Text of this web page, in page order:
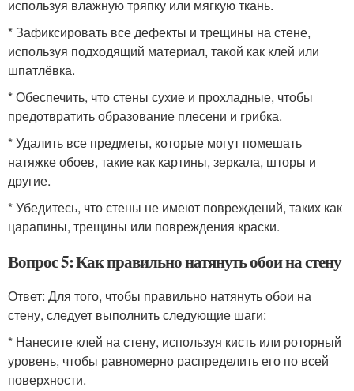
используя влажную тряпку или мягкую ткань.
* Зафиксировать все дефекты и трещины на стене,
используя подходящий материал, такой как клей или
шпатлёвка.
* Обеспечить, что стены сухие и прохладные, чтобы
предотвратить образование плесени и грибка.
* Удалить все предметы, которые могут помешать
натяжке обоев, такие как картины, зеркала, шторы и
другие.
* Убедитесь, что стены не имеют повреждений, таких как
царапины, трещины или повреждения краски.
Вопрос 5: Как правильно натянуть обои на стену
Ответ: Для того, чтобы правильно натянуть обои на
стену, следует выполнить следующие шаги:
* Нанесите клей на стену, используя кисть или роторный
уровень, чтобы равномерно распределить его по всей
поверхности.